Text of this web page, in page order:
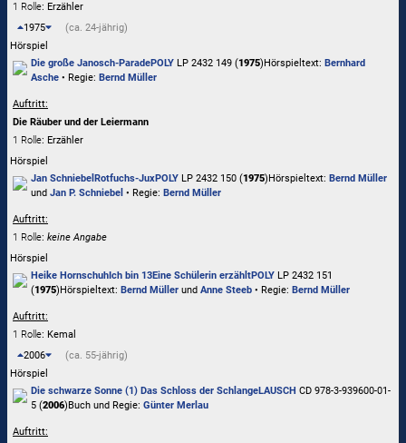
1 Rolle: Erzähler
1975
(ca. 24-jährig)
Hörspiel
Die große Janosch-ParadePOLY LP 2432 149 (1975)Hörspieltext: Bernhard
Asche • Regie: Bernd Müller
Auftritt:
Die Räuber und der Leiermann
1 Rolle: Erzähler
Hörspiel
Jan Schniebel Rotfuchs-JuxPOLY LP 2432 150 (1975)Hörspieltext: Bernd Müller
und Jan P. Schniebel • Regie: Bernd Müller
Auftritt:
1 Rolle: keine Angabe
Hörspiel
Heike HornschuhIch bin 13Eine Schülerin erzähltPOLY LP 2432 151
(1975)Hörspieltext: Bernd Müller und Anne Steeb • Regie: Bernd Müller
Auftritt:
1 Rolle: Kemal
2006
(ca. 55-jährig)
Hörspiel
Die schwarze Sonne (1) Das Schloss der SchlangeLAUSCH CD 978-3-939600-01-
5 (2006)Buch und Regie: Günter Merlau
Auftritt: